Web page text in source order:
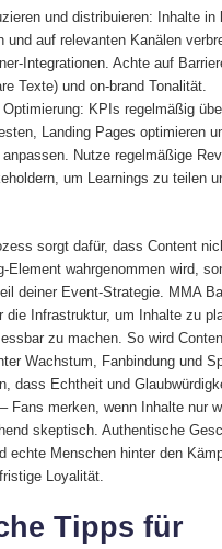
und distribuieren: Inhalte in
und auf relevanten Kanälen
Integrationen. Achte auf
Texte) und on-brand Tonalität.
Optimierung: KPIs regelmäßig
Landing Pages optimieren
Nutze regelmäßige
um Learnings zu teilen
sorgt dafür, dass Content
Element wahrgenommen wird,
deiner Event-Strategie. MMA
die Infrastruktur, um Inhalte zu
zu machen. So wird
Wachstum, Fanbindung und
dass Echtheit und
Fans merken, wenn Inhalte nur
skeptisch. Authentische
echte Menschen hinter den
Loyalität.
Tipps für